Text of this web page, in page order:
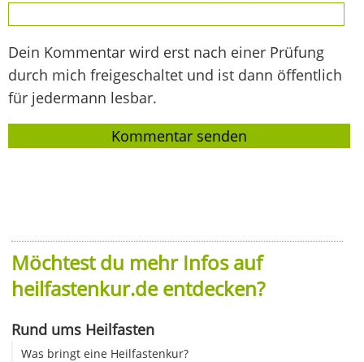
Dein Kommentar wird erst nach einer Prüfung
durch mich freigeschaltet und ist dann öffentlich
für jedermann lesbar.
Möchtest du mehr Infos auf
heilfastenkur.de entdecken?
Rund ums Heilfasten
Was bringt eine Heilfastenkur?